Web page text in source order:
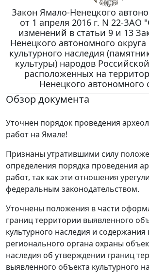
Закон Ямало-Ненецкого
от 1 апреля 2016 г. N 22-ЗАО
изменений в статьи 9 и 13
Ненецкого автономного
культурного наследия
культуры) народов
расположенных на
Ненецкого автономного
Обзор документа
Уточнен порядок проведения
работ на Ямале!
Признаны утратившими силу
определения порядка проведения
работ, так как эти отношения
федеральным законодательством.
Уточнены положения в части
границ территории выявленного
культурного наследия и содержания
регионального органа охраны
наследия об утверждении границ
выявленного объекта культурного